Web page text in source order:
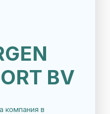
BV
компания в